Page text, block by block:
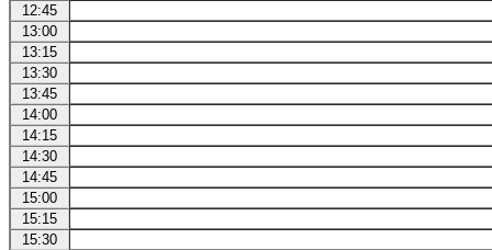
12:45
13:00
13:15
13:30
13:45
14:00
14:15
14:30
14:45
15:00
15:15
15:30